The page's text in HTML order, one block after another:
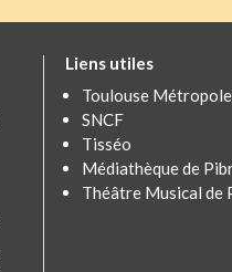
Liens utiles
Toulouse Métropole
SNCF
Tisséo
Médiathèque de
Théâtre Musical de